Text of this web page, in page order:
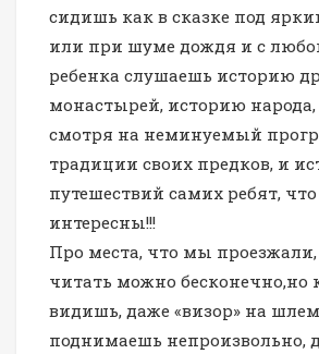
сидишь как в сказке под
или при шуме дождя и с
ребенка слушаешь историю
монастырей, историю
смотря на неминуемый
традиции своих предков, и
путешествий самих ребят,
интересны!!!
Про места, что мы
читать можно бесконечно,но
видишь, даже «визор» на
поднимаешь непроизвольно,